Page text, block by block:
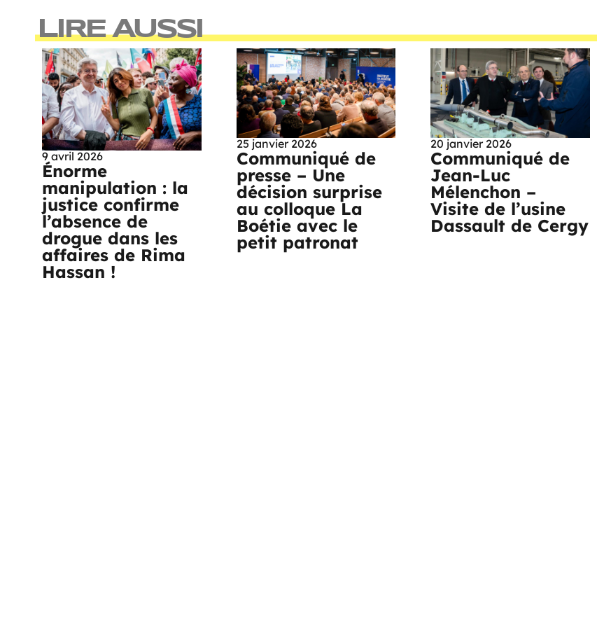
LIRE AUSSI
9 avril 2026
Énorme
manipulation : la
justice confirme
l’absence de
drogue dans les
affaires de Rima
Hassan !
25 janvier 2026
Communiqué de
presse – Une
décision surprise
au colloque La
Boétie avec le
petit patronat
20 janvier 2026
Communiqué de
Jean-Luc
Mélenchon –
Visite de l’usine
Dassault de Cergy